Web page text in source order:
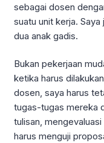
sebagai dosen
suatu unit kerja.
dua anak gadis.
Bukan pekerjaan
ketika harus
dosen, saya harus
tugas-tugas mereka
tulisan,
harus menguji